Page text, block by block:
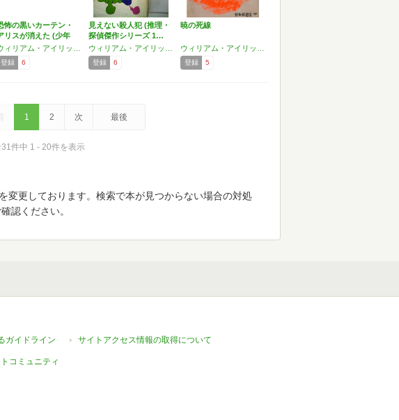
怖の黒いカーテン・
リスが消えた (少年
…
登録 6
見えない殺人犯 (推理・
探偵傑作シリーズ 1…
登録 6
暁の死線
登録 5
前 1 2 次 最後
件中 1 - 20件を表示
変更しております。検索で本が見つからない場合の対処
認ください。
ガイドライン サイトアクセス情報の取得について
コミュニティ